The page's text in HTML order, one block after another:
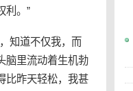
利。”
知道不仅我，而
脑里流动着生机勃
比昨天轻松，我甚